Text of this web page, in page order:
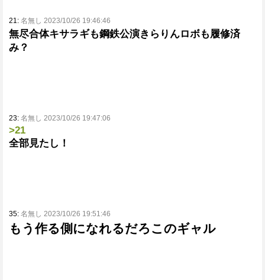
21: 名無し 2023/10/26 19:46:46
無尽合体キサラギも鋼鉄公演きらりんロボも履修済
み？
23: 名無し 2023/10/26 19:47:06
>21
全部見たし！
35: 名無し 2023/10/26 19:51:46
もう作る側になれるだろこのギャル